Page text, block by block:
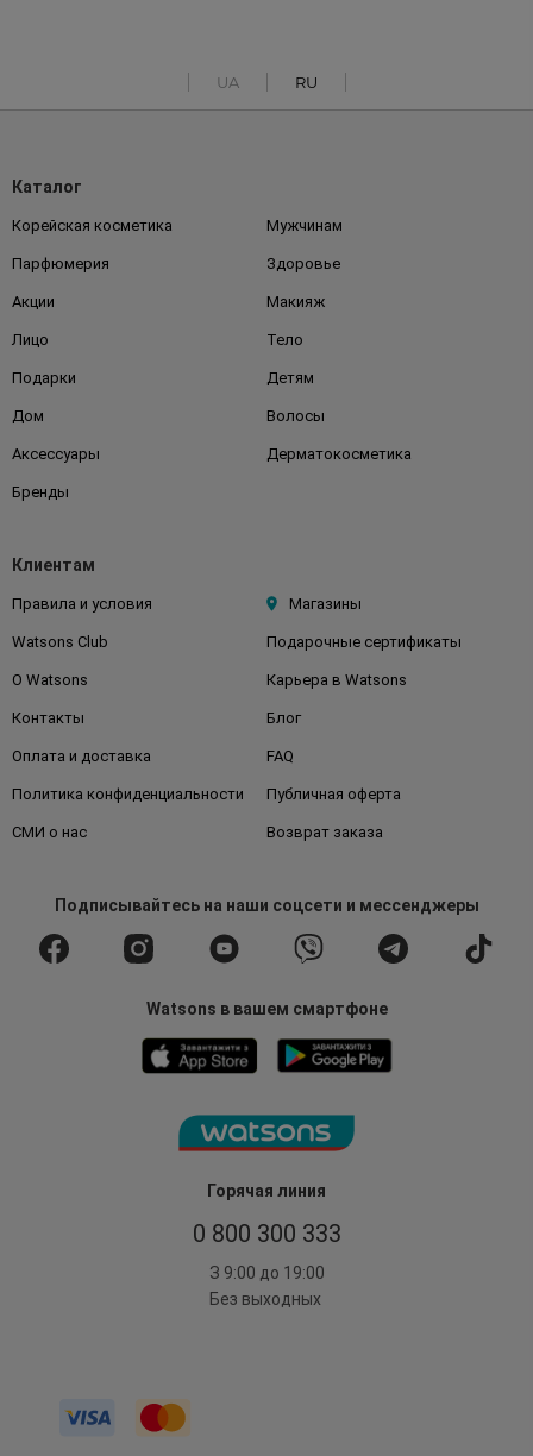
UA RU
Горячая линия
0 800 300 333
З 9:00 до 19:00
Без выходных
Каталог
Корейская косметика Мужчинам
Парфюмерия Здоровье
Акции Макияж
Лицо Тело
Подарки Детям
Дом Волосы
Аксессуары Дерматокосметика
Бренды
Клиентам
Правила и условия Магазины
Watsons Club Подарочные сертификаты
О Watsons Карьера в Watsons
Контакты Блог
Оплата и доставка FAQ
Политика конфиденциальности Публичная оферта
СМИ о нас Возврат заказа
Подписывайтесьна наши соцсети и мессенджеры
Watsons в вашем смартфоне